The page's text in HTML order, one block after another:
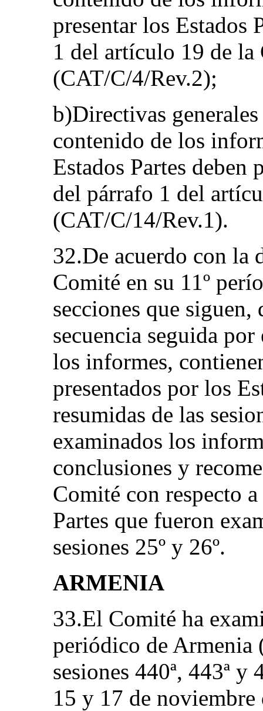
presentar los Estados
1 del artículo 19 de la
(CAT/C/4/Rev.2);
b)Directivas
contenido de los
Estados Partes deben
del párrafo 1 del
(CAT/C/14/Rev.1).
32.De acuerdo con la
Comité en su 11º
secciones que siguen,
secuencia seguida
los informes,
presentados por los
resumidas de las
examinados los
conclusiones y
Comité con respecto
Partes que fueron
sesiones 25º y 26º.
ARMENIA
33.El Comité ha
periódico de Armenia
sesiones 440ª, 443ª y
15 y 17 de